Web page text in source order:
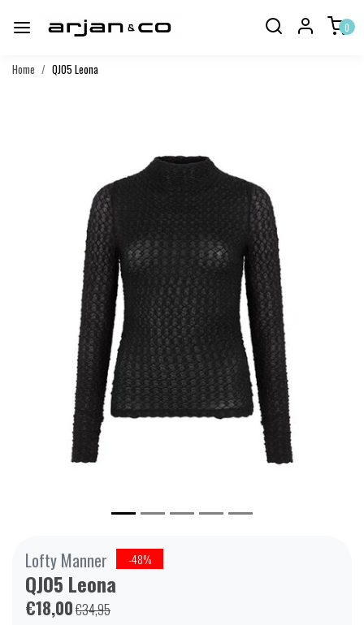
0
Home QJ05 Leona
Lofty Manner -48%
QJ05 Leona
€18,00€34,95